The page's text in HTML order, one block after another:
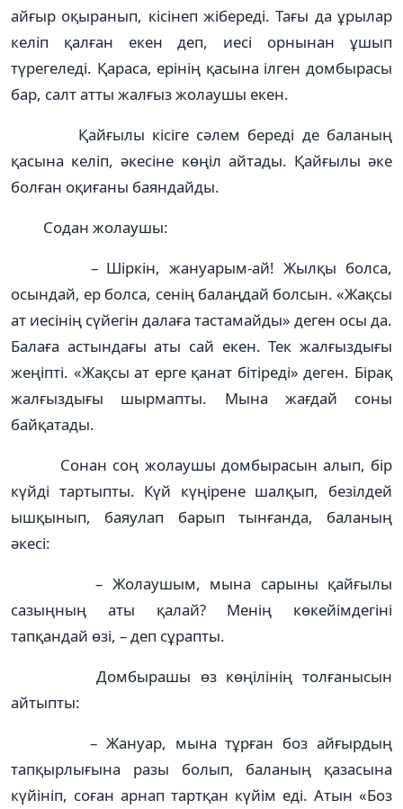
айғыр оқыранып, кісінеп жібереді. Тағы да ұрылар
келіп қалған екен деп, иесі орнынан ұшып
түрегеледі. Қараса, ерінің қасына ілген домбырасы
бар, салт атты жалғыз жолаушы екен.
Қайғылы кісіге сәлем береді де баланың
қасына келіп, әкесіне көңіл айтады. Қайғылы әке
болған оқиғаны баяндайды.
Содан жолаушы:
– Шіркін, жануарым-ай! Жылқы болса,
осындай, ер болса, сенің балаңдай болсын. «Жақсы
ат иесінің сүйегін далаға тастамайды» деген осы да.
Балаға астындағы аты сай екен. Тек жалғыздығы
жеңіпті. «Жақсы ат ерге қанат бітіреді» деген. Бірақ
жалғыздығы шырмапты. Мына жағдай соны
байқатады.
Сонан соң жолаушы домбырасын алып, бір
күйді тартыпты. Күй күңірене шалқып, безілдей
ышқынып, баяулап барып тынғанда, баланың
әкесі:
– Жолаушым, мына сарыны қайғылы
сазыңның аты қалай? Менің көкейімдегіні
тапқандай өзі, – деп сұрапты.
Домбырашы өз көңілінің толғанысын
айтыпты:
– Жануар, мына тұрған боз айғырдың
тапқырлығына разы болып, баланың қазасына
күйініп, соған арнап тартқан күйім еді. Атын «Боз